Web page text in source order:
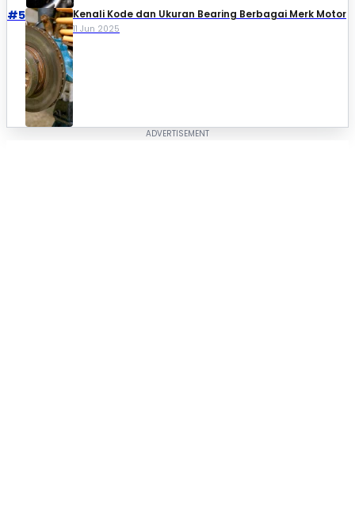
#5 Kenali Kode dan Ukuran Bearing Berbagai Merk Motor
11 Jun 2025